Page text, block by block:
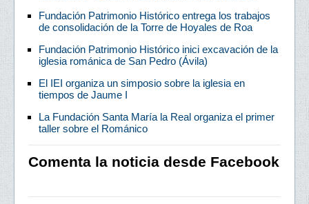
Fundación Patrimonio Histórico entrega los trabajos
de consolidación de la Torre de Hoyales de Roa
Fundación Patrimonio Histórico inici excavación de la
iglesia románica de San Pedro (Ávila)
El IEI organiza un simposio sobre la iglesia en
tiempos de Jaume I
La Fundación Santa María la Real organiza el primer
taller sobre el Románico
Comenta la noticia desde Facebook